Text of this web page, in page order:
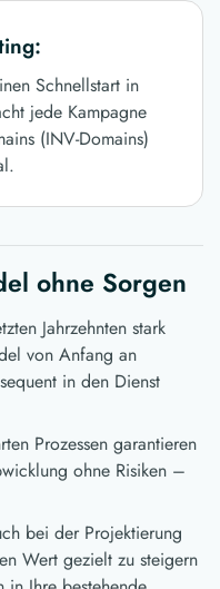
Schnellstart in
jede Kampagne
(INV-Domains)
ohne Sorgen
Jahrzehnten stark
von Anfang an
in den Dienst
Prozessen garantieren
ohne Risiken –
bei der Projektierung
Wert gezielt zu steigern